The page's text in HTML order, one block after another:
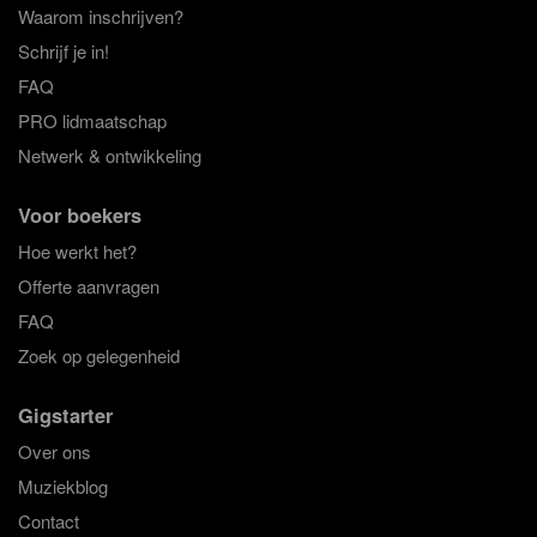
Festival DJs in alle genres
via Gigstarter
Via Gigstarter boek je DJs in alle genres, van
enelectrotothardstyle
Waarom inschrijven?
Schrijf je in!
FAQ
PRO lidmaatschap
Netwerk & ontwikkeling
Voor boekers
Hoe werkt het?
Offerte aanvragen
FAQ
Zoek op gelegenheid
Gigstarter
Over ons
Muziekblog
Contact